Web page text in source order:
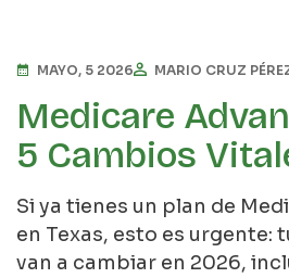
MAYO, 5 2026 MARIO CRUZ
Medicare
5 Cambios
Si ya tienes un plan de
en Texas, esto es urgente:
van a cambiar en 2026,